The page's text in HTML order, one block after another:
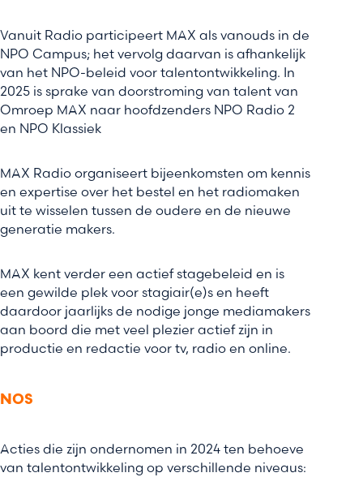
Vanuit Radio participeert MAX als vanouds in de
NPO Campus; het vervolg daarvan is afhankelijk
van het NPO-beleid voor talentontwikkeling. In
2025 is sprake van doorstroming van talent van
Omroep MAX naar hoofdzenders NPO Radio 2
en NPO Klassiek
MAX Radio organiseert bijeenkomsten om kennis
en expertise over het bestel en het radiomaken
uit te wisselen tussen de oudere en de nieuwe
generatie makers.
MAX kent verder een actief stagebeleid en is
een gewilde plek voor stagiair(e)s en heeft
daardoor jaarlijks de nodige jonge mediamakers
aan boord die met veel plezier actief zijn in
productie en redactie voor tv, radio en online.
NOS
Acties die zijn ondernomen in 2024 ten behoeve
van talentontwikkeling op verschillende niveaus: